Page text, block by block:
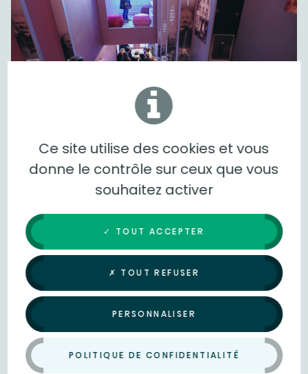
Ce site utilise des cookies et vous
donne le contrôle sur ceux que vous
souhaitez activer
✓ TOUT ACCEPTER
✗ TOUT REFUSER
PERSONNALISER
POLITIQUE DE CONFIDENTIALITÉ